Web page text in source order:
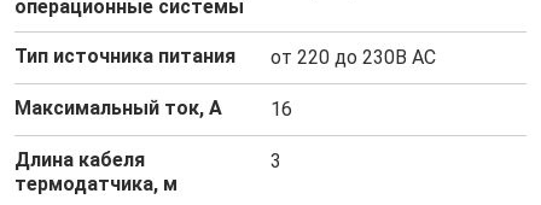
операционные системы
Тип источника питания от 220 до 230В AC
Максимальный ток, А 16
Длина кабеля
термодатчика, м
3